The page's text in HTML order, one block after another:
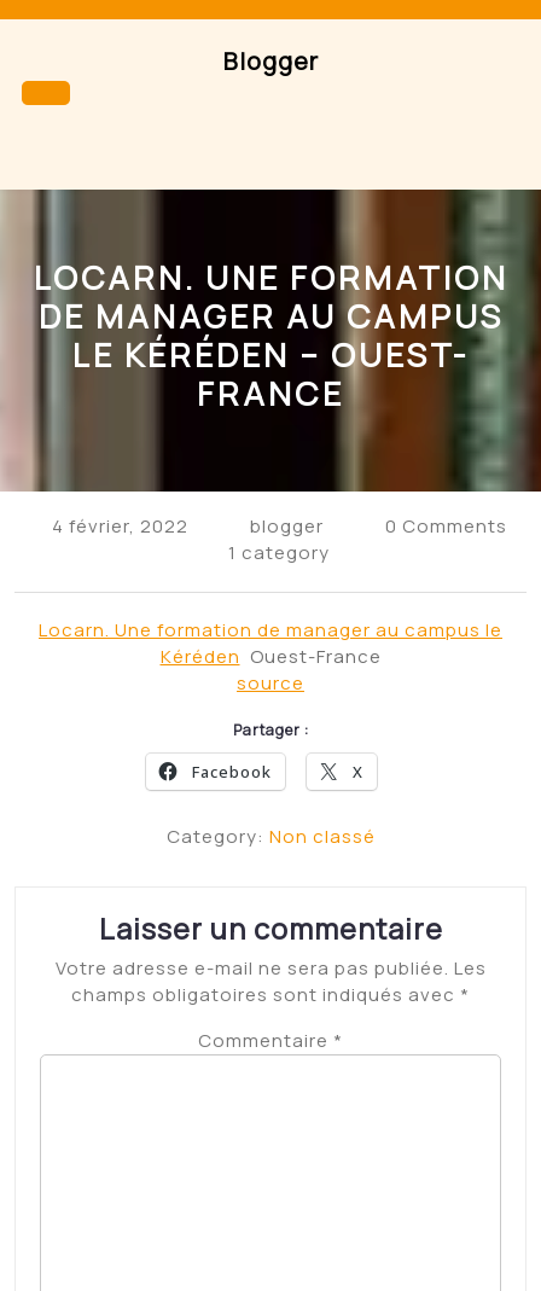
Blogger
Button
LOCARN. UNE FORMATION
DE MANAGER AU CAMPUS
LE KÉRÉDEN – OUEST-
FRANCE
4 février, 2022 blogger
0 Comments
1 category
Locarn. Une formation de manager au campus le
Kéréden Ouest-France
source
Partager :
Facebook X
Category: Non classé
Laisser un commentaire
Votre adresse e-mail ne sera pas publiée. Les
champs obligatoires sont indiqués avec *
Commentaire *